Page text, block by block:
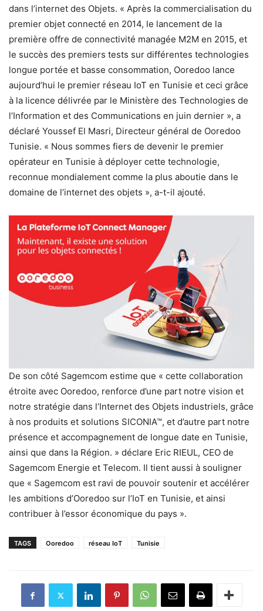
dans l’internet des Objets. « Après la commercialisation du
premier objet connecté en 2014, le lancement de la
première offre de connectivité managée M2M en 2015, et
le succès des premiers tests sur différentes technologies
longue portée et basse consommation, Ooredoo lance
aujourd’hui le premier réseau IoT en Tunisie et ceci grâce
à la licence délivrée par le Ministère des Technologies de
l’Information et des Communications en juin dernier », a
déclaré Youssef El Masri, Directeur général de Ooredoo
Tunisie. « Nous sommes fiers de devenir le premier
opérateur en Tunisie à déployer cette technologie,
reconnue mondialement comme la plus aboutie dans le
domaine de l’internet des objets », a-t-il ajouté.
De son côté Sagemcom estime que « cette collaboration
étroite avec Ooredoo, renforce d’une part notre vision et
notre stratégie dans l’Internet des Objets industriels, grâce
à nos produits et solutions SICONIA™, et d’autre part notre
présence et accompagnement de longue date en Tunisie,
ainsi que dans la Région. » déclare Eric RIEUL, CEO de
Sagemcom Energie et Telecom. Il tient aussi à souligner
que « Sagemcom est ravi de pouvoir soutenir et accélérer
les ambitions d’Ooredoo sur l’IoT en Tunisie, et ainsi
contribuer à l’essor économique du pays ».
TAGS Ooredoo réseau IoT Tunisie